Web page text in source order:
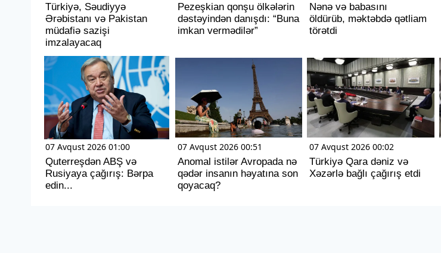
Türkiyə, Səudiyyə
Ərəbistanı və Pakistan
müdafiə sazişi
imzalayacaq
Pezeşkian qonşu ölkələrin
dəstəyindən danışdı: “Buna
imkan vermədilər”
Nənə və babasını
öldürüb, məktəbdə qətliam
törətdi
07 Avqust 2026 01:00
Quterreşdən ABŞ və
Rusiyaya çağırış: Bərpa
edin...
07 Avqust 2026 00:51
Anomal istilər Avropada nə
qədər insanın həyatına son
qoyacaq?
07 Avqust 2026 00:02
Türkiyə Qara dəniz və
Xəzərlə bağlı çağırış etdi